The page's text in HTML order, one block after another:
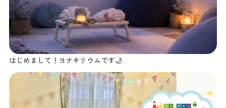
はじめまして！ヨナキリウムです🌙